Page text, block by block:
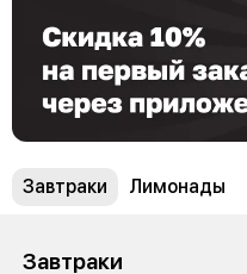
Завтраки Лимонады
Завтраки